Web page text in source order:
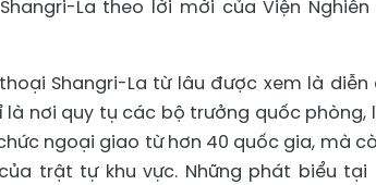
La theo lời mời của Viện Nghiên
Shangri-La từ lâu được xem là diễn
nơi quy tụ các bộ trưởng quốc phòng,
ngoại giao từ hơn 40 quốc gia, mà
trật tự khu vực. Những phát biểu tại